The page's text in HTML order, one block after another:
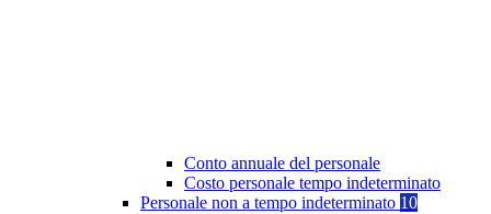
Conto annuale del personale
Costo personale tempo indeterminato
Personale non a tempo indeterminato 10